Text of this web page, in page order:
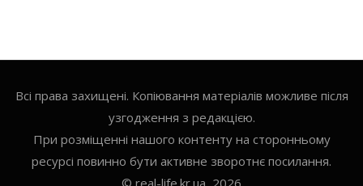
Всі права захищені. Копіювання матеріалів можливе після
узгодження з редакцією.
При розміщенні нашого контенту на сторонньому
ресурсі повинно бути активне зворотнє посилання.